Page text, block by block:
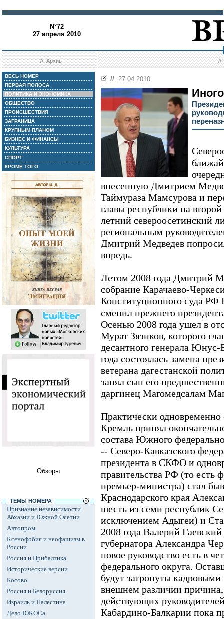
N°72
27 апреля 2010
//Архив //
ВЕСЬ НОМЕР
ПЕРВАЯ ПОЛОСА
ПОЛИТИКА И ЭКОНОМИКА
ОБЩЕСТВО
ПРОИСШЕСТВИЯ
ЗАГРАНИЦА
КРУПНЫМ ПЛАНОМ
БИЗНЕС И ФИНАНСЫ
КУЛЬТУРА
СПОРТ
КРОМЕ ТОГО
Обзоры
ТЕМЫ НОМЕРА
Признание независимости
Абхазии и Южной Осетии
Автопром
Ксенофобия и неофашизм в
России
Россия и Прибалтика
Исторические версии
Косово
Россия и Белоруссия
Израиль и Палестина
Дело ЮКОСа
// 27.04.2010
внесенную Дмитрием
Таймураза Мамсурова и
главы республики на
летний североосетинский
региональным
Дмитрий Медведев
впредь.
Летом 2008 года Дмитрий
собрание Карачаево-
Конституционного суда РФ
сменил прежнего
Осенью 2008 года ушел в
Мурат Зязиков, которого
десантного генерала
года состоялась замена
ветерана дагестанской
занял сын его
даргинец Магомедсалам
Практически одновременно
Кремль принял
состава Южного
-- Северо-Кавказского
президента в СКФО и
правительства РФ (то есть
премьер-министра) стал
Краснодарского края
шесть из семи республик
исключением Адыгеи) и
2008 года Валерий
губернатора Александра
новое руководство есть в
федерального округа.
будут затронуты
внешнем различии
действующих
Кабардино-Балкарии пока